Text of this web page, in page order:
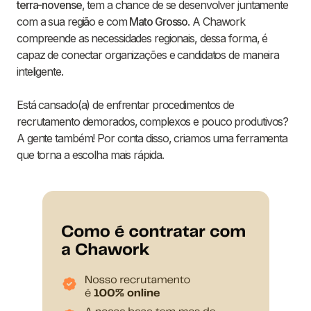
terra-novense, tem a chance de se desenvolver juntamente
com a sua região e com Mato Grosso. A Chawork
compreende as necessidades regionais, dessa forma, é
capaz de conectar organizações e candidatos de maneira
inteligente.
Está cansado(a) de enfrentar procedimentos de
recrutamento demorados, complexos e pouco produtivos?
A gente também! Por conta disso, criamos uma ferramenta
que torna a escolha mais rápida.